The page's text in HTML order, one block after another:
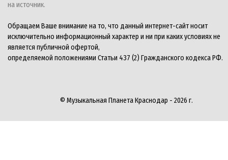
на источник.
Обращаем Ваше внимание на то, что данный интернет-сайт носит
исключительно информационный характер и ни при каких условиях не
является публичной офертой,
определяемой положениями Статьи 437 (2) Гражданского кодекса РФ.
© Музыкальная Планета Краснодар - 2026 г.